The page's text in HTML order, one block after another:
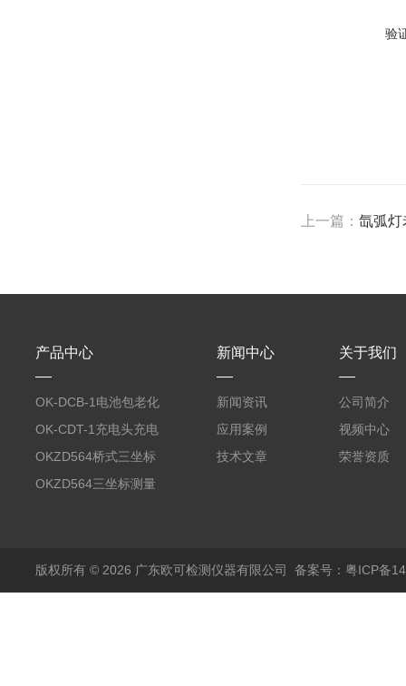
验
上一篇：氙弧灯
产品中心
OK-DCB-1电池包老化
测试系统
OK-CDT-1充电头充电
宝测试系统
OKZD564桥式三坐标
测量仪
OKZD564三坐标测量
新闻中心
新闻资讯
应用案例
技术文章
关于我们
公司简介
视频中心
荣誉资质
版权所有 © 2026 广东欧可检测仪器有限公司 备案号：粤ICP备